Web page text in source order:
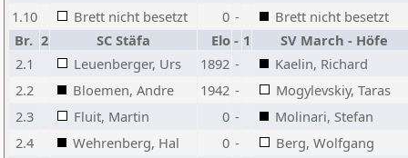
1.10
Brett nicht besetzt 0 -
Brett nicht besetzt
Br. 2 SC Stäfa Elo - 1
SV March - Höfe
2.1
Leuenberger, Urs 1892 -
Kaelin, Richard
2.2
Bloemen, Andre 1942 -
Mogylevskiy, Taras
2.3
Fluit, Martin 0 -
Molinari, Stefan
2.4
Wehrenberg, Hal 0 -
Berg, Wolfgang